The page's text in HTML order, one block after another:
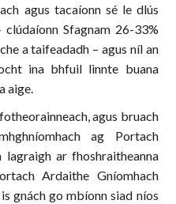
agus tacaíonn sé le dlús
Sfagnam 26-33%
a taifeadadh – agus níl an
ina bhfuil linnte buana
aige.
agus bruach
ag Portach
ar fhoshraitheanna
Ardaithe Gníomhach
gnách go mbíonn siad níos